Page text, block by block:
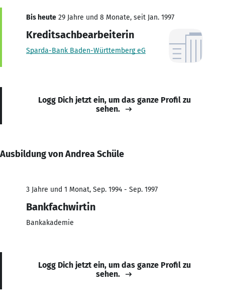
Bis heute 29 Jahre und 8 Monate, seit Jan. 1997
Kreditsachbearbeiterin
Sparda-Bank Baden-Württemberg eG
Logg Dich jetzt ein, um das ganze Profil zu
sehen.
Ausbildung von Andrea Schüle
3 Jahre und 1 Monat, Sep. 1994 - Sep. 1997
Bankfachwirtin
Bankakademie
Logg Dich jetzt ein, um das ganze Profil zu
sehen.